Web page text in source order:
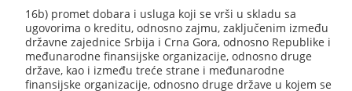
16b) promet dobara i usluga koji se vrši u skladu sa
ugovorima o kreditu, odnosno zajmu, zaključenim između
državne zajednice Srbija i Crna Gora, odnosno Republike i
međunarodne finansijske organizacije, odnosno druge
države, kao i između treće strane i međunarodne
finansijske organizacije, odnosno druge države u kojem se